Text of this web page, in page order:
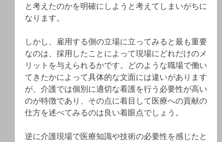
と考えたのかを明確にしようと考えてしまいがちに
なります。
しかし、雇用する側の立場に立ってみると最も重要
なのは、採用したことによって現場にどれだけのメ
リットを与えられるかです。どのような職場で働い
てきたかによって具体的な文面には違いがあります
が、介護では個別に適切な看護を行う必要性が高い
のが特徴であり、その点に着目して医療への貢献の
仕方を述べてみるのは良い着眼点でしょう。
逆に介護現場で医療知識や技術の必要性を感じたと